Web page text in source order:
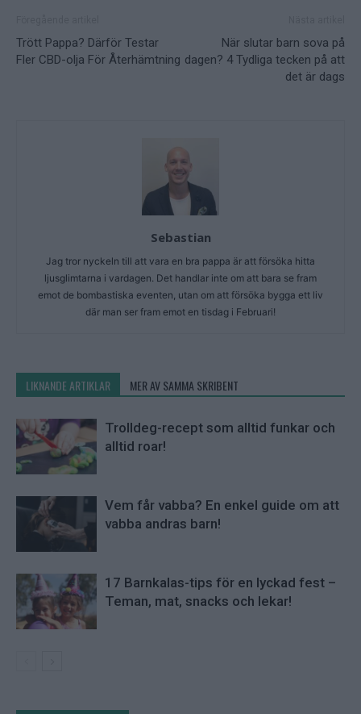
Trött Pappa? Därför Testar
Fler CBD-olja För Återhämtning
När slutar barn sova på
dagen? 4 Tydliga tecken på att
det är dags
Sebastian
Jag tror nyckeln till att vara en bra pappa är att försöka hitta
ljusglimtarna i vardagen. Det handlar inte om att bara se fram
emot de bombastiska eventen, utan om att försöka bygga ett liv
där man ser fram emot en tisdag i Februari!
LIKNANDE ARTIKLAR MER AV SAMMA SKRIBENT
Trolldeg-recept som alltid funkar och
alltid roar!
Vem får vabba? En enkel guide om att
vabba andras barn!
17 Barnkalas-tips för en lyckad fest –
Teman, mat, snacks och lekar!